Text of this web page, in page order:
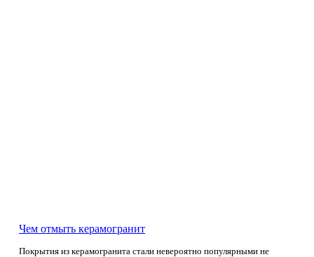
Чем отмыть керамогранит
Покрытия из керамогранита стали невероятно популярными не